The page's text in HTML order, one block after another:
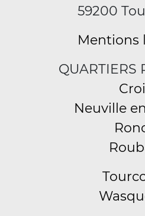
59200
Mentions
QUARTIERS
Neuville